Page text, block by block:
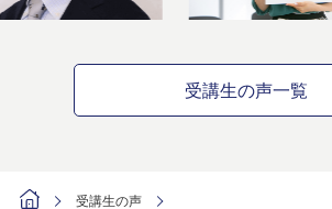
受講生の声一覧
受講生の声